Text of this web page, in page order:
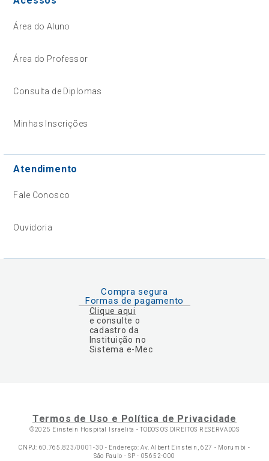
Área do Aluno
Área do Professor
Consulta de Diplomas
Minhas Inscrições
Atendimento
Fale Conosco
Ouvidoria
Compra segura
Formas de pagamento
Clique aqui
e consulte o
cadastro da
Instituição no
Sistema e-Mec
Termos de Uso e Política de Privacidade
©2025 Einstein Hospital Israelita -TODOS OS DIREITOS RESERVADOS
CNPJ: 60.765.823/0001-30 - Endereço: Av. Albert Einstein, 627 - Morumbi -
São Paulo - SP - 05652-000